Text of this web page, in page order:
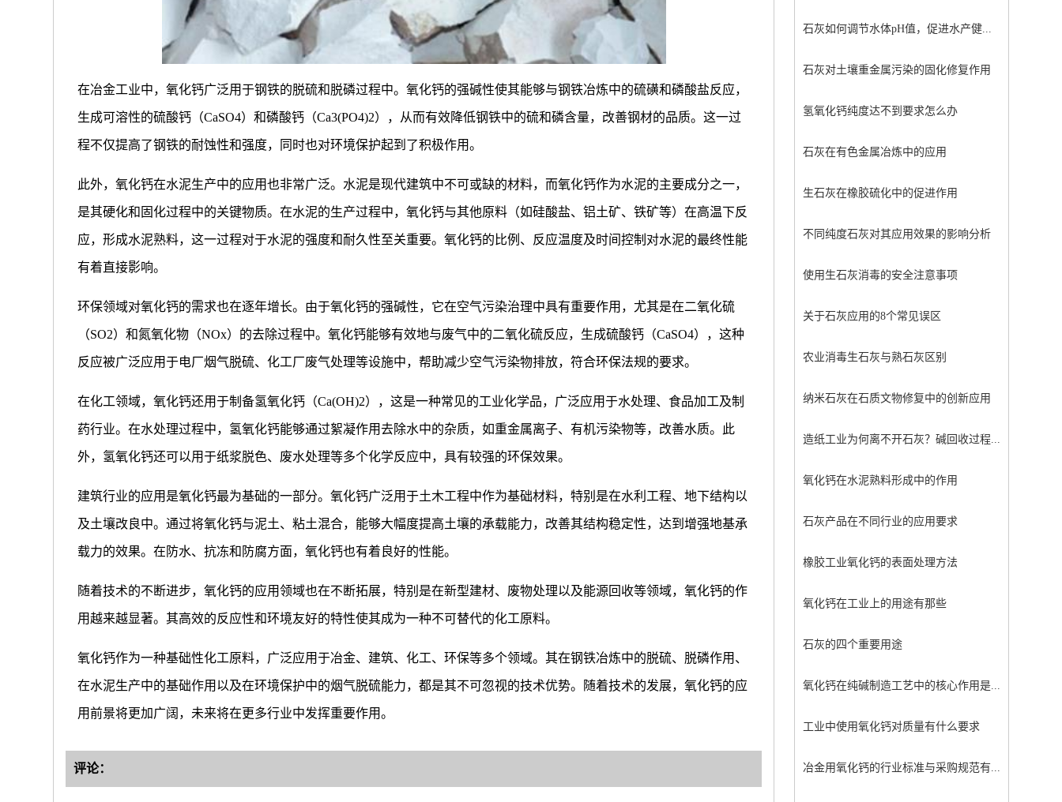
在冶金工业中，氧化钙广泛用于钢铁的脱硫和脱磷过程中。氧化钙的强碱性使其能够与钢铁冶炼中的硫磺和磷酸盐反应，
生成可溶性的硫酸钙（CaSO4）和磷酸钙（Ca3(PO4)2），从而有效降低钢铁中的硫和磷含量，改善钢材的品质。这一过
程不仅提高了钢铁的耐蚀性和强度，同时也对环境保护起到了积极作用。
此外，氧化钙在水泥生产中的应用也非常广泛。水泥是现代建筑中不可或缺的材料，而氧化钙作为水泥的主要成分之一，
是其硬化和固化过程中的关键物质。在水泥的生产过程中，氧化钙与其他原料（如硅酸盐、铝土矿、铁矿等）在高温下反
应，形成水泥熟料，这一过程对于水泥的强度和耐久性至关重要。氧化钙的比例、反应温度及时间控制对水泥的最终性能
有着直接影响。
环保领域对氧化钙的需求也在逐年增长。由于氧化钙的强碱性，它在空气污染治理中具有重要作用，尤其是在二氧化硫
（SO2）和氮氧化物（NOx）的去除过程中。氧化钙能够有效地与废气中的二氧化硫反应，生成硫酸钙（CaSO4），这种
反应被广泛应用于电厂烟气脱硫、化工厂废气处理等设施中，帮助减少空气污染物排放，符合环保法规的要求。
在化工领域，氧化钙还用于制备氢氧化钙（Ca(OH)2），这是一种常见的工业化学品，广泛应用于水处理、食品加工及制
药行业。在水处理过程中，氢氧化钙能够通过絮凝作用去除水中的杂质，如重金属离子、有机污染物等，改善水质。此
外，氢氧化钙还可以用于纸浆脱色、废水处理等多个化学反应中，具有较强的环保效果。
建筑行业的应用是氧化钙最为基础的一部分。氧化钙广泛用于土木工程中作为基础材料，特别是在水利工程、地下结构以
及土壤改良中。通过将氧化钙与泥土、粘土混合，能够大幅度提高土壤的承载能力，改善其结构稳定性，达到增强地基承
载力的效果。在防水、抗冻和防腐方面，氧化钙也有着良好的性能。
随着技术的不断进步，氧化钙的应用领域也在不断拓展，特别是在新型建材、废物处理以及能源回收等领域，氧化钙的作
用越来越显著。其高效的反应性和环境友好的特性使其成为一种不可替代的化工原料。
氧化钙作为一种基础性化工原料，广泛应用于冶金、建筑、化工、环保等多个领域。其在钢铁冶炼中的脱硫、脱磷作用、
在水泥生产中的基础作用以及在环境保护中的烟气脱硫能力，都是其不可忽视的技术优势。随着技术的发展，氧化钙的应
用前景将更加广阔，未来将在更多行业中发挥重要作用。
评论：
石灰如何调节水体pH值，促进水产健...
石灰对土壤重金属污染的固化修复作用
氢氧化钙纯度达不到要求怎么办
石灰在有色金属冶炼中的应用
生石灰在橡胶硫化中的促进作用
不同纯度石灰对其应用效果的影响分析
使用生石灰消毒的安全注意事项
关于石灰应用的8个常见误区
农业消毒生石灰与熟石灰区别
纳米石灰在石质文物修复中的创新应用
造纸工业为何离不开石灰？碱回收过程...
氧化钙在水泥熟料形成中的作用
石灰产品在不同行业的应用要求
橡胶工业氧化钙的表面处理方法
氧化钙在工业上的用途有那些
石灰的四个重要用途
氧化钙在纯碱制造工艺中的核心作用是...
工业中使用氧化钙对质量有什么要求
冶金用氧化钙的行业标准与采购规范有...